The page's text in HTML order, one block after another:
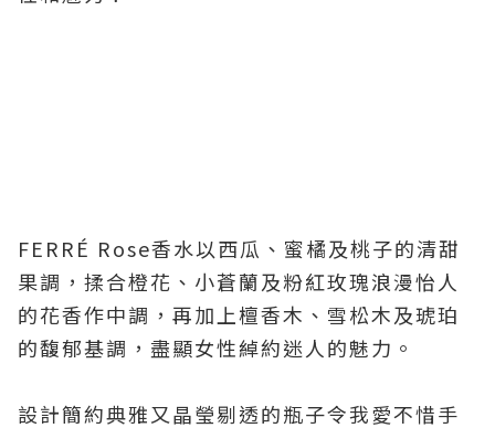
FERRÉ Rose香水以西瓜、蜜橘及桃子的清甜
果調，揉合橙花、小蒼蘭及粉紅玫瑰浪漫怡人
的花香作中調，再加上檀香木、雪松木及琥珀
的馥郁基調，盡顯女性綽約迷人的魅力。
設計簡約典雅又晶瑩剔透的瓶子令我愛不惜手